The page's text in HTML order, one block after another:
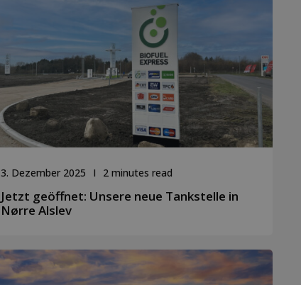
3. Dezember 2025 2 minutes read
Jetzt geöffnet: Unsere neue Tankstelle in
Nørre Alslev